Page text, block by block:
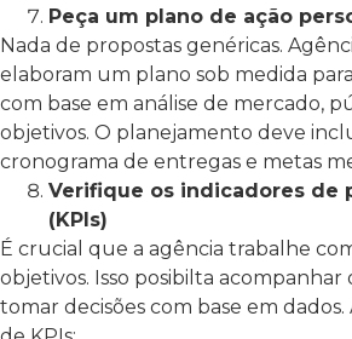
Peça um plano de ação
Nada de propostas genéricas.
elaboram um plano sob medida
com base em análise de mercado,
objetivos. O planejamento deve
cronograma de entregas e metas
Verifique os indicadores de
(KPIs)
É crucial que a agência trabalhe
objetivos. Isso posibilta acompanhar
tomar decisões com base em